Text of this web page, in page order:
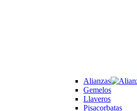
Alianzas
Gemelos
Llaveros
Pisacorbatas